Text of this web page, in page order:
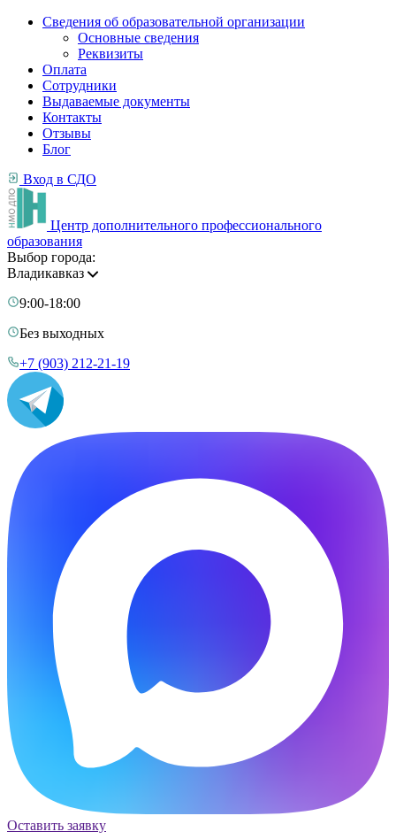
Сведения об образовательной организации
Основные сведения
Реквизиты
Оплата
Сотрудники
Выдаваемые документы
Контакты
Отзывы
Блог
Вход в СДО
Центр дополнительного профессионального
образования
Выбор города:
Владикавказ
9:00-18:00
Без выходных
+7 (903) 212-21-19
Оставить заявку